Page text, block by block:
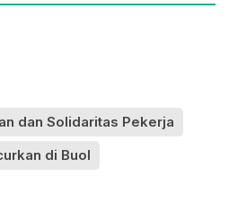
dan Solidaritas Pekerja
di Buol